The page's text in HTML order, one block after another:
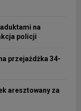
na
policji
przejażdżka 34-
aresztowany za